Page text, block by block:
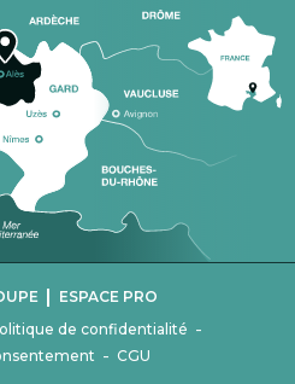
de confidentialité -
- CGU
| ESPACE PRO